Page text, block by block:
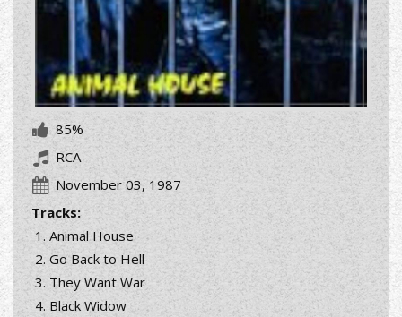
85%
RCA
November 03, 1987
Tracks:
Animal House
Go Back to Hell
They Want War
Black Widow